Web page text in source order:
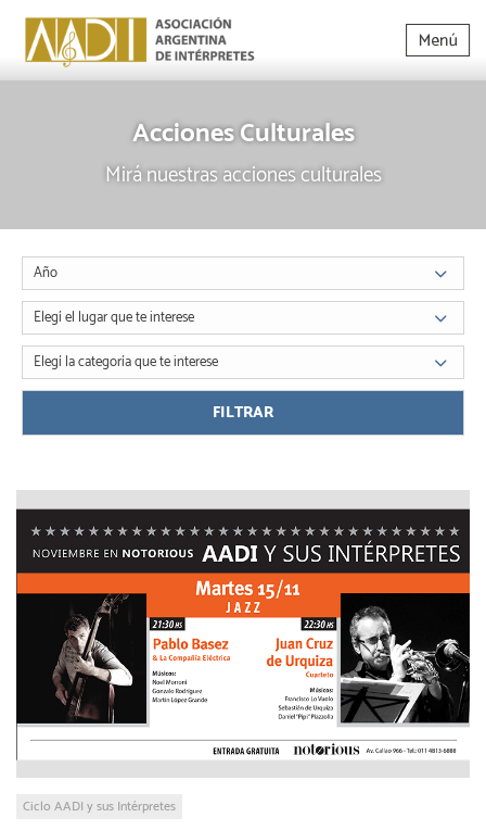
Acciones Culturales
Mirá nuestras acciones culturales
Año
Elegí el lugar que te interese
Elegí la categoría que te interese
Ciclo AADI y sus Intérpretes